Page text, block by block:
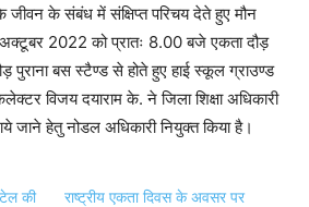
जीवन के संबंध में संक्षिप्त परिचय देते हुए मौन
अक्टूबर 2022 को प्रातः 8.00 बजे एकता दौड़
पुराना बस स्टैण्ड से होते हुए हाई स्कूल ग्राउण्ड
विजय दयाराम के. ने जिला शिक्षा अधिकारी
जाने हेतु नोडल अधिकारी नियुक्त किया है।
की
राष्ट्रीय एकता दिवस के अवसर पर